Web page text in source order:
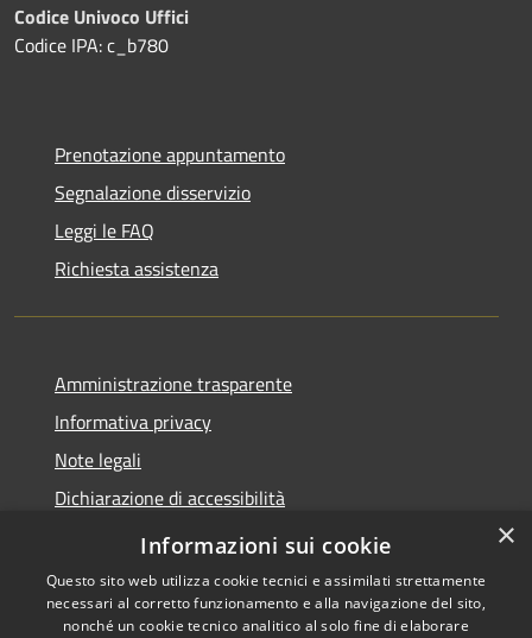
Codice Univoco Uffici
Codice IPA: c_b780
Prenotazione appuntamento
Segnalazione disservizio
Leggi le FAQ
Richiesta assistenza
Amministrazione trasparente
Informativa privacy
Note legali
Dichiarazione di accessibilità
Privacy e protezione dei dati
×
Informazioni sui cookie
Questo sito web utilizza cookie tecnici e assimilati strettamente
necessari al corretto funzionamento e alla navigazione del sito,
nonché un cookie tecnico analitico al solo fine di elaborare